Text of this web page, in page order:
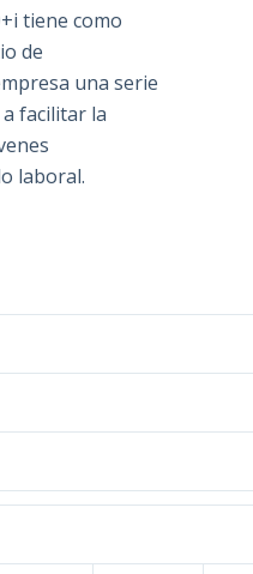
tiene como
de
una serie
facilitar la
laboral.